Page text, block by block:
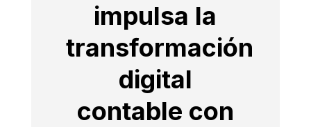
impulsa la
transformación
digital
contable con